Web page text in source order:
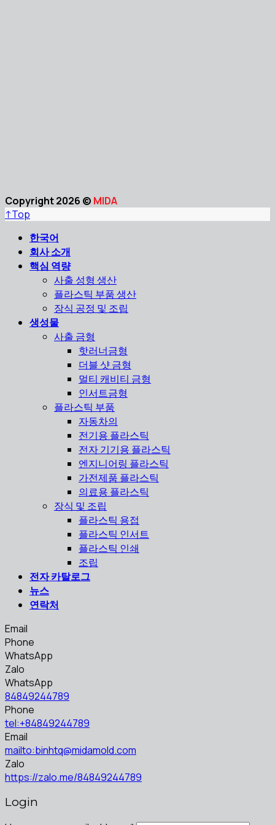
Copyright 2026 © MIDA
↑Top
한국어
회사 소개
핵심 역량
사출 성형 생산
플라스틱 부품 생산
장식 공정 및 조립
생성물
사출 금형
핫러너금형
더블 샷 금형
멀티 캐비티 금형
인서트금형
플라스틱 부품
자동차의
전기용 플라스틱
전자 기기용 플라스틱
엔지니어링 플라스틱
가전제품 플라스틱
의료용 플라스틱
장식 및 조립
플라스틱 용접
플라스틱 인서트
플라스틱 인쇄
조립
전자 카탈로그
뉴스
연락처
Email
Phone
WhatsApp
Zalo
WhatsApp
84849244789
Phone
tel:+84849244789
Email
mailto:binhtq@midamold.com
Zalo
https://zalo.me/84849244789
Login